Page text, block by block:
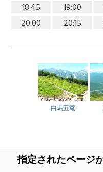
18:45
19:00
20:00
20:15
白馬五竜